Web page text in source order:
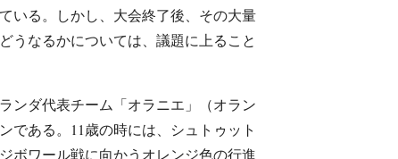
いる。しかし、大会終了後、その大量
うなるかについては、議題に上ること
ンダ代表チーム「オラニエ」（オラン
である。11歳の時には、シュトゥット
ボワール戦に向かうオレンジ色の行進